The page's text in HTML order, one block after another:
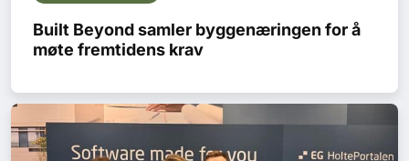
Built Beyond samler byggenæringen for å
møte fremtidens krav